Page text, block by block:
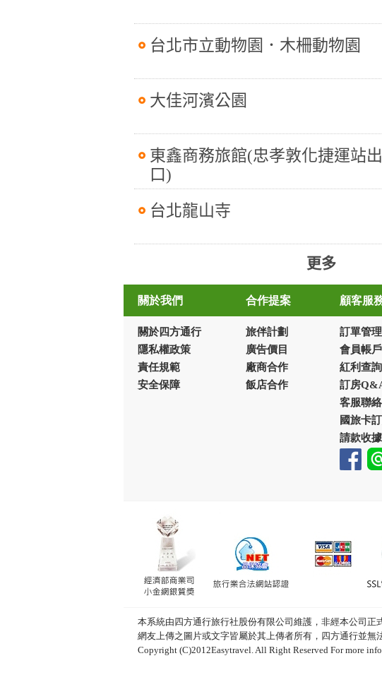
台北市立動物園．木柵動物園
大佳河濱公園
東鑫商務旅館(忠孝敦化捷運站出
口)
台北龍山寺
更多